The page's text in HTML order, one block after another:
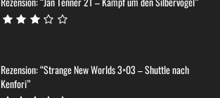
Rezension: “Strange New Worlds 3×03 – Shuttle nach
Kenfori”